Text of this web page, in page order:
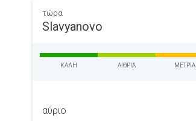
τώρα
Slavyanovo
ΚΑΛΉ ΑΊΘΡΙΑ ΜΈΤΡΙΑ
αύριο